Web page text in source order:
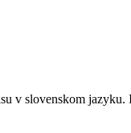
v slovenskom jazyku.